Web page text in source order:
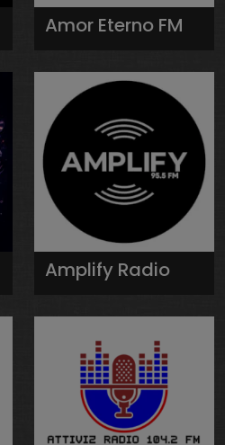
Amor Eterno FM
Amplify Radio